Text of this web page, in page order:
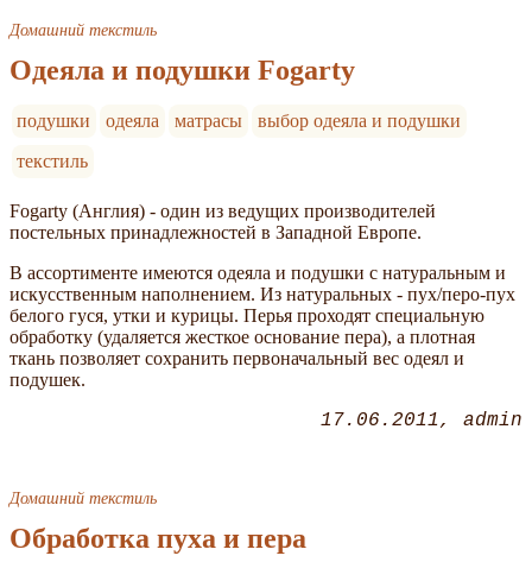
Домашний текстиль
Одеяла и подушки Fogarty
подушки одеяла матрасы
выбор одеяла и подушки
текстиль
Fogarty (Англия) - один из ведущих производителей
постельных принадлежностей в Западной Европе.
В ассортименте имеются одеяла и подушки с натуральным и
искусственным наполнением. Из натуральных - пух/перо-пух
белого гуся, утки и курицы. Перья проходят специальную
обработку (удаляется жесткое основание пера), а плотная
ткань позволяет сохранить первоначальный вес одеял и
подушек.
17.06.2011 admin
Домашний текстиль
Обработка пуха и пера